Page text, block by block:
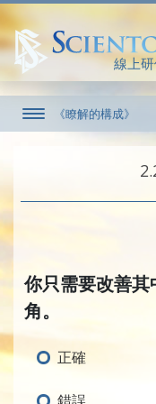
線上
《瞭解的構成》
你只需要改善
角。
正確